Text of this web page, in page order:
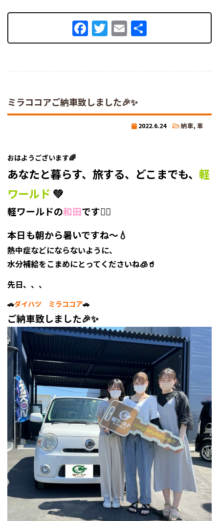
Facebook
Twitter
Email
有
ミラココアご納車致しました🎉✨
2022.6.24 納車, 車
おはようございます🌈
あなたと暮らす、旅する、どこまでも、 軽
ワールド 💚
軽ワールドの和田です🙋‍♀️
本日も朝から暑いですね～💧
熱中症などにならないように、
水分補給をこまめにとってくださいね🧊🥤
先日、、、
🚗ダイハツ ミラココア🚗
ご納車致しました🎉✨